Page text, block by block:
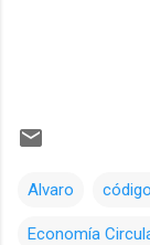
Alvaro
Economía